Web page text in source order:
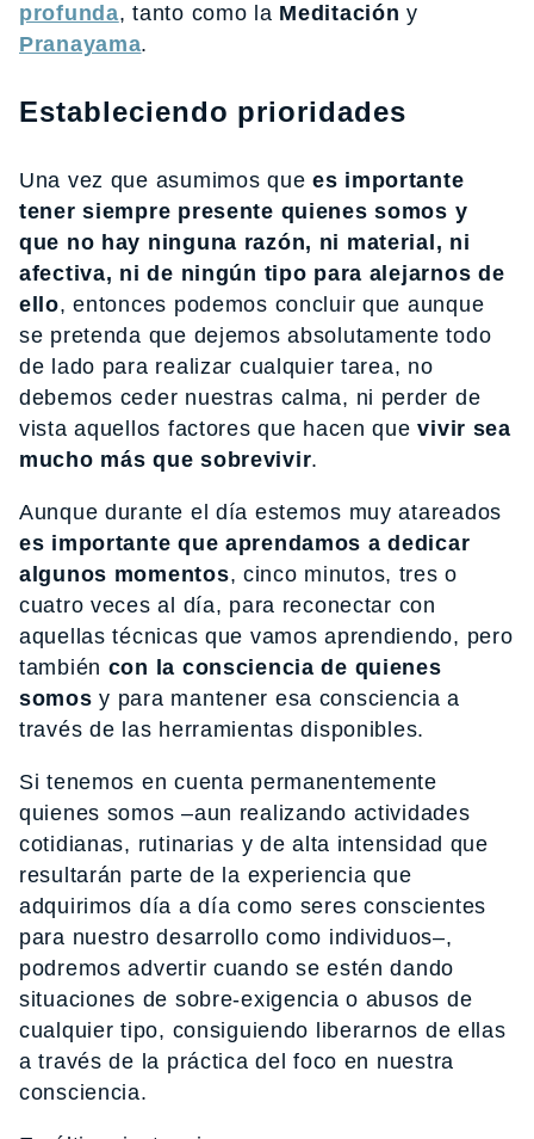
profunda, tanto como la Meditacióny
Pranayama.
Estableciendo prioridades
Una vez que asumimos que es importante
tener siempre presente quienes somos y
que no hay ninguna razón, ni material, ni
afectiva, ni de ningún tipo para alejarnos de
ello, entonces podemos concluir que aunque
se pretenda que dejemos absolutamente todo
de lado para realizar cualquier tarea, no
debemos ceder nuestras calma, ni perder de
vista aquellos factores que hacen quevivir sea
mucho más que sobrevivir.
Aunque durante el día estemos muy atareados
es importante que aprendamos a dedicar
algunos momentos, cinco minutos, tres o
cuatro veces al día, para reconectar con
aquellas técnicas que vamos aprendiendo, pero
también con la consciencia de quienes
somosy para mantener esa consciencia a
través de las herramientas disponibles.
Si tenemos en cuenta permanentemente
quienes somos –aun realizando actividades
cotidianas, rutinarias y de alta intensidad que
resultarán parte de la experiencia que
adquirimos día a día como seres conscientes
para nuestro desarrollo como individuos–,
podremos advertir cuando se estén dando
situaciones de sobre-exigencia o abusos de
cualquier tipo, consiguiendo liberarnos de ellas
a través de la práctica del foco en nuestra
consciencia.